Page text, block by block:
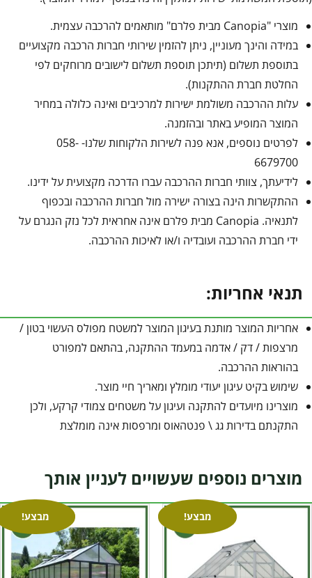
מוצרי "Canopia מבית פלרם" מותאמים להרכבה עצמית.
במידה והינך מעוניין, ניתן להזמין שירותי חברות הרכבה מקצועיים
בתוספת תשלום (תיתכן תוספת תשלום לישובים מרוחקים לפי
החלטת חברת ההתקנות).
עלות ההרכבה משולמת ישירות למרכיבים ואינה כלולה במחיר
המוצר המופיע באתר ובהזמנה.
לפרטים נוספים, אנא פנה לשירות הלקוחות שלנו- 058-
6679700
לידיעתך, צוותי חברות ההרכבה עברו הדרכה מקצועית על ידינו.
ההתקשרות הינה בצורה ישירה מול חברות ההרכבה ובכפוף
לתנאיה. Canopia מבית פלרם אינה אחראית לכל נזק הנגרם על
ידי חברת ההרכבה ועובדיה ו/או לאיכות ההרכבה.
תנאי אחריות:
אחריות המוצר מותנת בעיגון המוצר למשטח מפולס העשוי בטון /
מרצפות / דק / אדמה במעמד ההתקנה, בהתאם למפורט
בהוראות ההרכבה.
שימוש בקיט עיגון יעודי מומלץ ומאריך חיי מוצר.
מוצרינו מיועדים להתקנה ועיגון על משטחים צמודי קרקע, ולכן
התקנתם בדירות גג \ פנטהאוס ומרפסות אינה מומלצת
מוצרים נוספים שעשויים לעניין אותך
מבצע! מבצע!